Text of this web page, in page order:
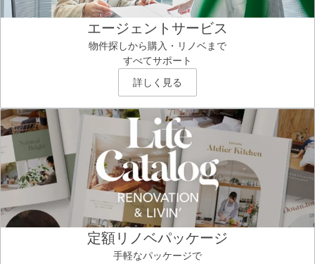
エージェントサービス
物件探しから購入・リノベまで
すべてサポート
詳しく見る
定額リノベパッケージ
手軽なパッケージで